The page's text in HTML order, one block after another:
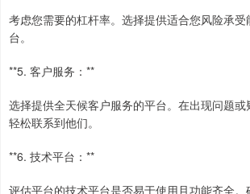
考虑您需要的杠杆率。选择提供适合您风险承
台。
**5. 客户服务：**
选择提供全天候客户服务的平台。在出现问题
轻松联系到他们。
**6. 技术平台：**
评估平台的技术平台是否易于使用且功能齐全